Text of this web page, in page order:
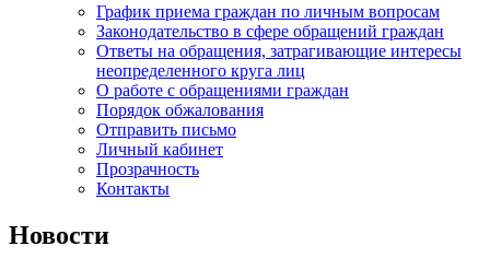
График приема граждан по личным вопросам
Законодательство в сфере обращений граждан
Ответы на обращения, затрагивающие интересы
неопределенного круга лиц
О работе с обращениями граждан
Порядок обжалования
Отправить письмо
Личный кабинет
Прозрачность
Контакты
Новости